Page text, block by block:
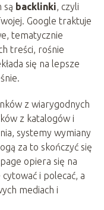
są backlinki, czyli
Google traktuje
tematycznie
treści, rośnie
się na lepsze
z wiarygodnych
z katalogów i
systemy wymiany
za to skończyć się
opiera się na
i polecać, a
mediach i